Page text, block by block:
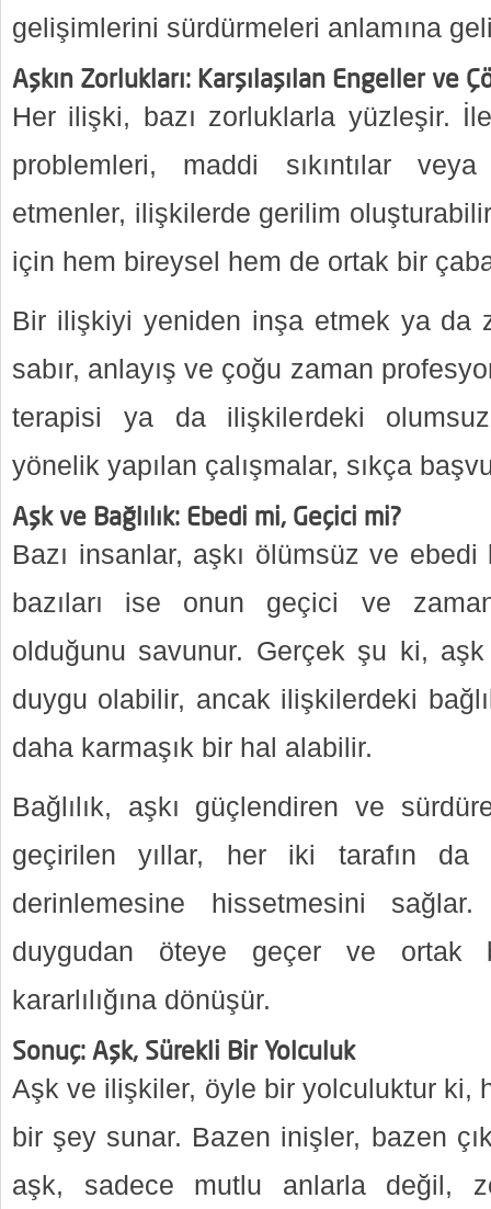
gelişimlerini sürdürmeleri anlamına
Aşkın Zorlukları: Karşılaşılan Engeller ve
Her ilişki, bazı zorluklarla yüzleşir.
problemleri, maddi sıkıntılar
etmenler, ilişkilerde gerilim
için hem bireysel hem de ortak bir
Bir ilişkiyi yeniden inşa etmek ya da
sabır, anlayış ve çoğu zaman
terapisi ya da ilişkilerdeki
yönelik yapılan çalışmalar, sıkça
Aşk ve Bağlılık: Ebedi mi, Geçici mi?
Bazı insanlar, aşkı ölümsüz ve
bazıları ise onun geçici ve
olduğunu savunur. Gerçek şu ki,
duygu olabilir, ancak ilişkilerdeki
daha karmaşık bir hal alabilir.
Bağlılık, aşkı güçlendiren ve
geçirilen yıllar, her iki tarafın da
derinlemesine hissetmesini
duygudan öteye geçer ve ortak
kararlılığına dönüşür.
Sonuç: Aşk, Sürekli Bir Yolculuk
Aşk ve ilişkiler, öyle bir yolculuktur ki,
bir şey sunar. Bazen inişler, bazen
aşk, sadece mutlu anlarla değil,